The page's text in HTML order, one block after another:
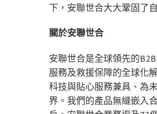
下，安聯世合大大鞏固了
關於安聯世合
安聯世合是全球領先的
服務及救援保障的全球化
科技與貼心服務兼具、為
界。我們的產品無縫嵌入